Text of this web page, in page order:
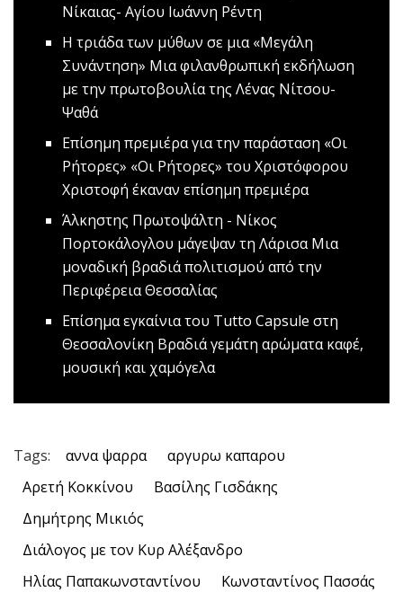
Νίκαιας- Αγίου Ιωάννη Ρέντη
Η τριάδα των μύθων σε μια «Μεγάλη
Συνάντηση» Μια φιλανθρωπική εκδήλωση
με την πρωτοβουλία της Λένας Νίτσου-
Ψαθά
Επίσημη πρεμιέρα για την παράσταση «Οι
Ρήτορες» «Οι Ρήτορες» του Χριστόφορου
Χριστοφή έκαναν επίσημη πρεμιέρα
Άλκηστης Πρωτοψάλτη - Νίκος
Πορτοκάλογλου μάγεψαν τη ΛάρισαΜια
μοναδική βραδιά πολιτισμού από την
Περιφέρεια Θεσσαλίας
Επίσημα εγκαίνια του Tutto Capsule στη
Θεσσαλονίκη Bραδιά γεμάτη αρώματα καφέ,
μουσική και χαμόγελα
Tags: αννα ψαρρα
αργυρω καπαρου
Αρετή Κοκκίνου
Βασίλης Γισδάκης
Δημήτρης Μικιός
Διάλογος με τον Κυρ Αλέξανδρο
Ηλίας Παπακωνσταντίνου
Κωνσταντίνος Πασσάς